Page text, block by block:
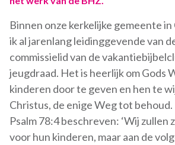
Binnen onze kerkelijke gemeente
ik al jarenlang leidinggevende van
commissielid van de
jeugdraad. Het is heerlijk om Gods
kinderen door te geven en hen te
Christus, de enige Weg tot
Psalm 78:4 beschreven: ‘Wij zullen
voor hun kinderen, maar aan de